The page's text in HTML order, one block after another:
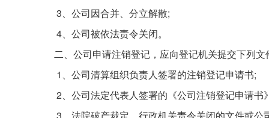
3、公司因合并、分立解散;
4、公司被依法责令关闭。
二、公司申请注销登记，应向登记机关提交下列文
1、公司清算组织负责人签署的注销登记申请书;
2、公司法定代表人签署的《公司注销登记申请书